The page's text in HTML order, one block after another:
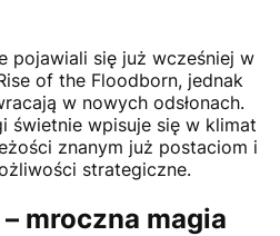
pojawiali się już wcześniej w
of the Floodborn, jednak
w nowych odsłonach.
świetnie wpisuje się w klimat
znanym już postaciom i
strategiczne.
mroczna magia